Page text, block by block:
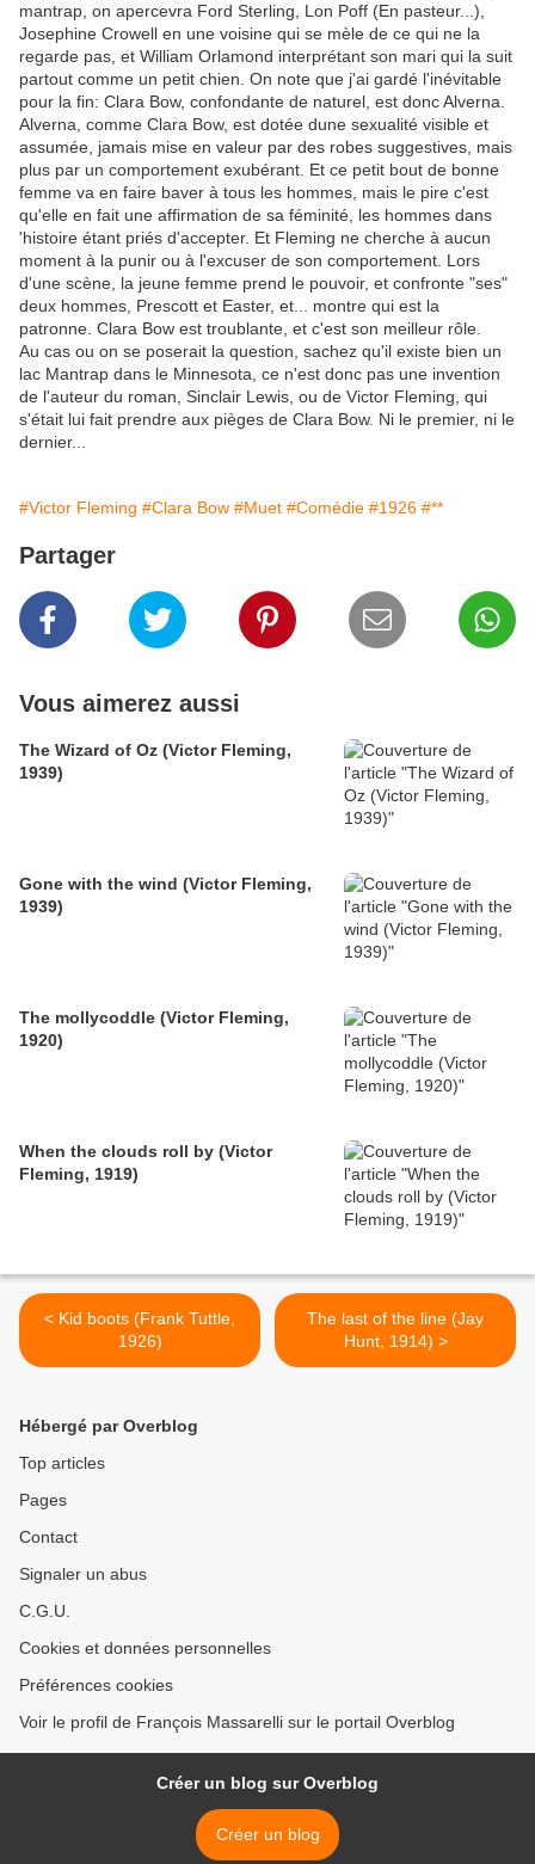
mantrap, on apercevra Ford Sterling, Lon Poff (En pasteur...),
Josephine Crowell en une voisine qui se mèle de ce qui ne la
regarde pas, et William Orlamond interprétant son mari qui la suit
partout comme un petit chien. On note que j'ai gardé l'inévitable
pour la fin: Clara Bow, confondante de naturel, est donc Alverna.
Alverna, comme Clara Bow, est dotée dune sexualité visible et
assumée, jamais mise en valeur par des robes suggestives, mais
plus par un comportement exubérant. Et ce petit bout de bonne
femme va en faire baver à tous les hommes, mais le pire c'est
qu'elle en fait une affirmation de sa féminité, les hommes dans
'histoire étant priés d'accepter. Et Fleming ne cherche à aucun
moment à la punir ou à l'excuser de son comportement. Lors
d'une scène, la jeune femme prend le pouvoir, et confronte "ses"
deux hommes, Prescott et Easter, et... montre qui est la
patronne. Clara Bow est troublante, et c'est son meilleur rôle.
Au cas ou on se poserait la question, sachez qu'il existe bien un
lac Mantrap dans le Minnesota, ce n'est donc pas une invention
de l'auteur du roman, Sinclair Lewis, ou de Victor Fleming, qui
s'était lui fait prendre aux pièges de Clara Bow. Ni le premier, ni le
dernier...
#Victor Fleming #Clara Bow #Muet #Comédie #1926 #**
Partager
Vous aimerez aussi
The Wizard of Oz (Victor Fleming,
1939)
Gone with the wind (Victor Fleming,
1939)
The mollycoddle (Victor Fleming,
1920)
When the clouds roll by (Victor
Fleming, 1919)
< Kid boots (Frank Tuttle,
1926)
The last of the line (Jay
Hunt, 1914) >
Hébergé par Overblog
Top articles
Pages
Contact
Signaler un abus
C.G.U.
Cookies et données personnelles
Préférences cookies
Voir le profil de François Massarelli sur le portail Overblog
Créer un blog sur Overblog
Créer un blog